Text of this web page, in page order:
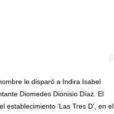
le disparó a Indira Isabel
Diomedes Dionisio Díaz. El
establecimiento ‘Las Tres D’, en el